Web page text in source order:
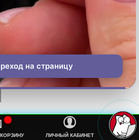
%s
ЛИЧНЫЙ КАБИНЕТ
на страницу